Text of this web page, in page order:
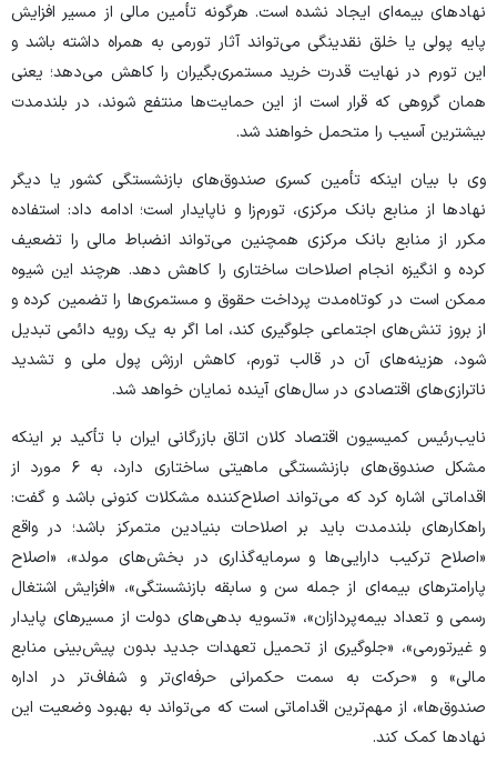
نهاد‌های بیمه‌ای ایجاد نشده است. هرگونه تأمین مالی از مسیر افزایش
پایه پولی یا خلق نقدینگی می‌تواند آثار تورمی به همراه داشته باشد و
این تورم در نهایت قدرت خرید مستمری‌بگیران را کاهش می‌دهد؛ یعنی
همان گروهی که قرار است از این حمایت‌ها منتفع شوند، در بلندمدت
بیشترین آسیب را متحمل خواهند شد.
وی با بیان اینکه تأمین کسری صندوق‌‌های بازنشستگی کشور یا دیگر
نهادها از منابع بانک مرکزی، تورم‌زا و ناپایدار است؛ ادامه داد: استفاده
مکرر از منابع بانک مرکزی همچنین می‌تواند انضباط مالی را تضعیف
کرده و انگیزه انجام اصلاحات ساختاری را کاهش دهد. هرچند این شیوه
ممکن است در کوتاه‌مدت پرداخت حقوق و مستمری‌ها را تضمین کرده و
از بروز تنش‌های اجتماعی جلوگیری کند، اما اگر به یک رویه دائمی تبدیل
شود، هزینه‌های آن در قالب تورم، کاهش ارزش پول ملی و تشدید
ناترازی‌های اقتصادی در سال‌های آینده نمایان خواهد شد.
نایب‌رئیس کمیسیون اقتصاد کلان اتاق بازرگانی ایران با تأکید بر اینکه
مشکل صندوق‌های بازنشستگی ماهیتی ساختاری دارد، به ۶ مورد از
اقداماتی اشاره کرد که می‌تواند اصلاح‌کننده مشکلات کنونی باشد و گفت:
راهکار‌های بلندمدت باید بر اصلاحات بنیادین متمرکز باشد؛ در واقع
«اصلاح ترکیب دارایی‌ها و سرمایه‌گذاری در بخش‌های مولد»، «اصلاح
پارامتر‌های بیمه‌ای از جمله سن و سابقه بازنشستگی»، «افزایش اشتغال
رسمی و تعداد بیمه‌پردازان»، «تسویه بدهی‌های دولت از مسیر‌های پایدار
و غیرتورمی»، «جلوگیری از تحمیل تعهدات جدید بدون پیش‌بینی منابع
مالی» و «حرکت به سمت حکمرانی حرفه‌ای‌تر و شفاف‌تر در اداره
صندوق‌ها»، از مهم‌ترین اقداماتی است که می‌تواند به بهبود وضعیت این
نهاد‌ها کمک کند.